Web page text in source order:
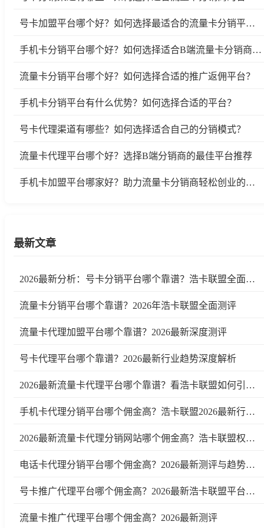
号卡加盟平台哪个好？如何选择最适合的流量卡分销平台？
手机卡分销平台哪个好？如何选择适合B端流量卡分销商的平台？
流量卡分销平台哪个好？如何选择合适的推广返佣平台？
手机卡分销平台有什么优势？如何选择合适的平台？
号卡代理渠道有哪些？如何选择适合自己的分销模式？
流量卡代理平台哪个好？选择B端分销商的最佳平台推荐
手机卡加盟平台哪家好？助力流量卡分销商轻松创业的选择
最新文章
2026最新分析：号卡分销平台哪个靠谱？浩卡联盟全面测评
流量卡分销平台哪个靠谱？2026年浩卡联盟全面测评
流量卡代理加盟平台哪个靠谱？2026最新深度测评
号卡代理平台哪个靠谱？2026最新行业趋势深度解析
2026最新流量卡代理平台哪个靠谱？看浩卡联盟如何引领行业变革
手机卡代理分销平台哪个佣金高？浩卡联盟2026最新行业测评及趋势分析
2026最新流量卡代理分销网站哪个佣金高？浩卡联盟权威测评
电话卡代理分销平台哪个佣金高？2026最新测评与趋势分析
号卡推广代理平台哪个佣金高？2026最新浩卡联盟平台测评与行业分析
流量卡推广代理平台哪个佣金高？2026最新测评